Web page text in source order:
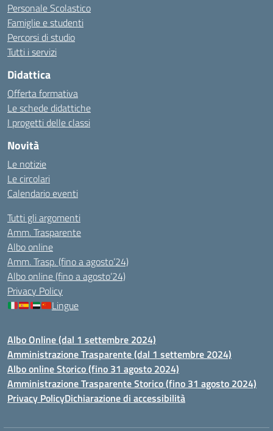
Personale Scolastico
Famiglie e studenti
Percorsi di studio
Tutti i servizi
Didattica
Offerta formativa
Le schede didattiche
I progetti delle classi
Novità
Le notizie
Le circolari
Calendario eventi
Tutti gli argomenti
Amm. Trasparente
Albo online
Amm. Trasp. (fino a agosto’24)
Albo online (fino a agosto’24)
Privacy Policy
Lingue
Albo Online (dal 1 settembre 2024)
Amministrazione Trasparente (dal 1 settembre 2024)
Albo online Storico (fino 31 agosto 2024)
Amministrazione Trasparente Storico (fino 31 agosto 2024)
Privacy PolicyDichiarazione di accessibilità